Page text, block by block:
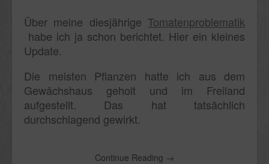
Über meine diesjährige Tomatenproblematik
habe ich ja schon berichtet. Hier ein kleines
Update.
Die meisten Pflanzen hatte ich aus dem
Gewächshaus geholt und im Freiland
aufgestellt. Das hat tatsächlich
durchschlagend gewirkt.
Continue Reading →